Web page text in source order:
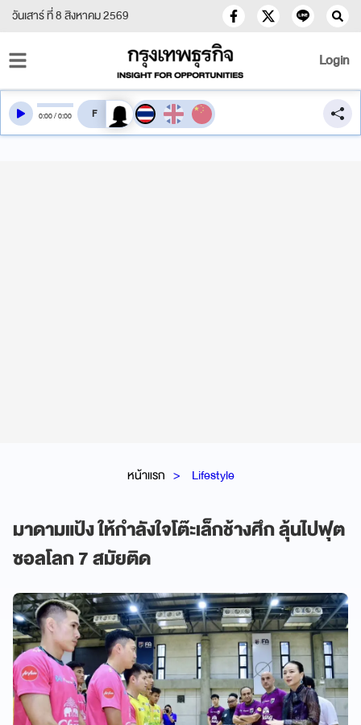
วันเสาร์ ที่ 8 สิงหาคม 2569
Login
หน้าแรก Lifestyle
มาดามแป้ง ให้กำลังใจโต๊ะเล็กช้างศึก ลุ้นไปฟุต
ซอลโลก 7 สมัยติด
0:00/0:00 สลับเสียงอ่าน